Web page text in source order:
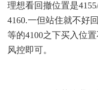
理想看回撤位置是
4160.一但站住就不好
等的4100之下买入位
风控即可。